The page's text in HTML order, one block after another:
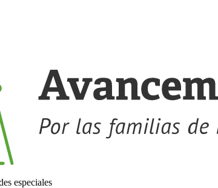
especiales